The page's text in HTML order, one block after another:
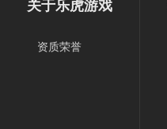
关于乐虎游戏
资质荣誉